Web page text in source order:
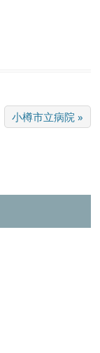
小樽市立病院 »